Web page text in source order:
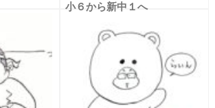
小６から新中１へ